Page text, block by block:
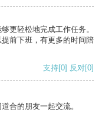
更轻松地完成工作任务。
前下班，有更多的时间陪
支持[0] 反对[0]
合的朋友一起交流。